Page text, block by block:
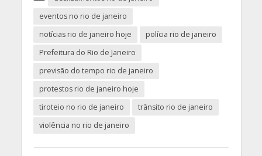
eventos no rio de janeiro
notícias rio de janeiro hoje
polícia rio de janeiro
Prefeitura do Rio de Janeiro
previsão do tempo rio de janeiro
protestos rio de janeiro hoje
tiroteio no rio de janeiro
trânsito rio de janeiro
violência no rio de janeiro